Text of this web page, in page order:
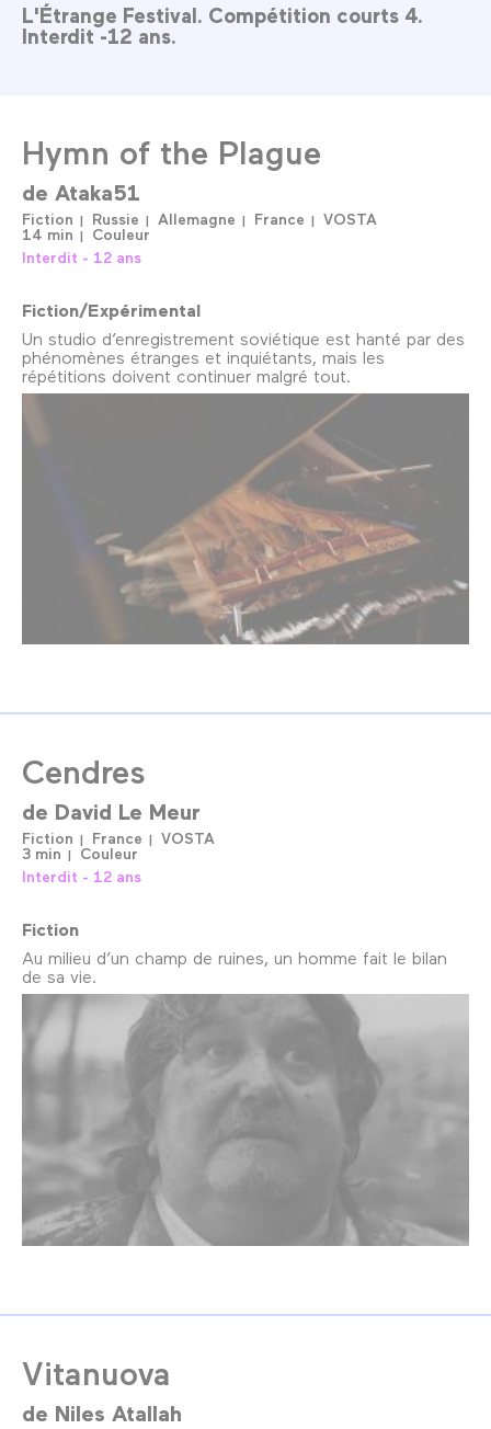
L'Étrange Festival. Compétition courts 4.
Interdit -12 ans.
Hymn of the Plague
de Ataka51
Fiction Russie Allemagne France
VOSTA
14 min
Couleur
Interdit - 12 ans
Fiction/Expérimental
Un studio d’enregistrement soviétique est hanté par des
phénomènes étranges et inquiétants, mais les
répétitions doivent continuer malgré tout.
Cendres
de David Le Meur
Fiction France
VOSTA
3 min
Couleur
Interdit - 12 ans
Fiction
Au milieu d’un champ de ruines, un homme fait le bilan
de sa vie.
Vitanuova
de Niles Atallah